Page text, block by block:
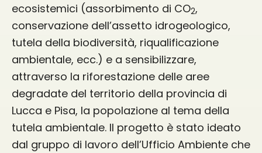
ecosistemici (assorbimento di CO2,
conservazione dell’assetto idrogeologico,
tutela della biodiversità, riqualificazione
ambientale, ecc.) e a sensibilizzare,
attraverso la riforestazione delle aree
degradate del territorio della provincia di
Lucca e Pisa, la popolazione al tema della
tutela ambientale. Il progetto è stato ideato
dal gruppo di lavoro dell’Ufficio Ambiente che